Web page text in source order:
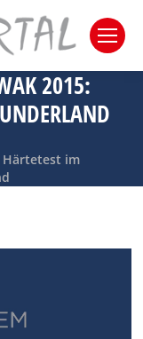
2015:
Härtetest im